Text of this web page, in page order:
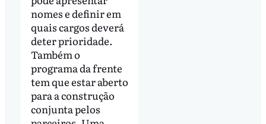
nomes e definir em
quais cargos deverá
deter prioridade.
Também o
programa da frente
tem que estar aberto
para a construção
conjunta pelos